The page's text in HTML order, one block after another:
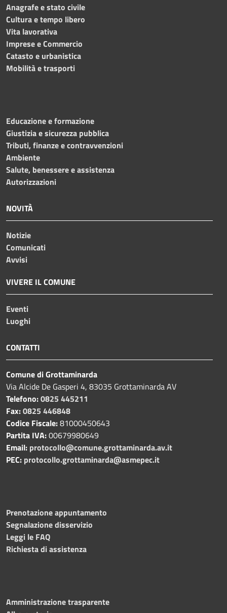
Anagrafe e stato civile
Cultura e tempo libero
Vita lavorativa
Imprese e Commercio
Catasto e urbanistica
Mobilità e trasporti
Educazione e formazione
Giustizia e sicurezza pubblica
Tributi, finanze e contravvenzioni
Ambiente
Salute, benessere e assistenza
Autorizzazioni
NOVITÀ
Notizie
Comunicati
Avvisi
VIVERE IL COMUNE
Eventi
Luoghi
CONTATTI
Comune di Grottaminarda
Via Alcide De Gasperi 4, 83035 Grottaminarda AV
Telefono:0825 445211
Fax:0825 446848
Codice Fiscale:81000450643
Partita IVA:00679980649
Email: protocollo@comune.grottaminarda.av.it
PEC: protocollo.grottaminarda@asmepec.it
Prenotazione appuntamento
Segnalazione disservizio
Leggi le FAQ
Richiesta di assistenza
Amministrazione trasparente